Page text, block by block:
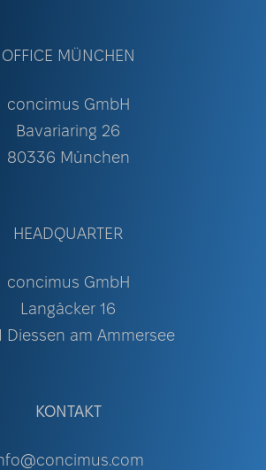
OFFICE MÜNCHEN
concimus GmbH
Bavariaring 26
80336 München
HEADQUARTER
concimus GmbH
Langäcker 16
Diessen am Ammersee
KONTAKT